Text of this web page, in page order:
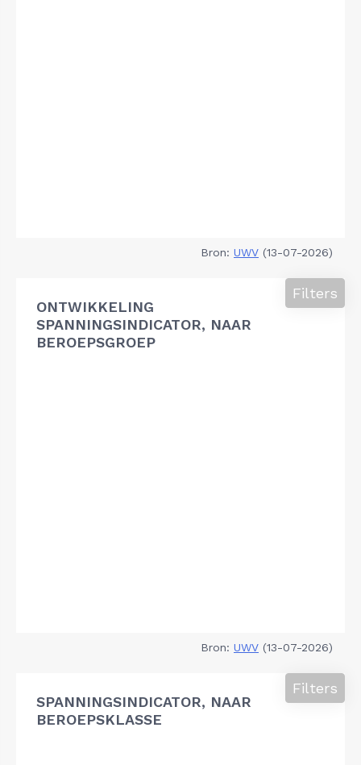
Bron: UWV (13-07-2026)
ONTWIKKELING
SPANNINGSINDICATOR, NAAR
BEROEPSGROEP
Filters
Bron: UWV (13-07-2026)
SPANNINGSINDICATOR, NAAR
BEROEPSKLASSE
Filters